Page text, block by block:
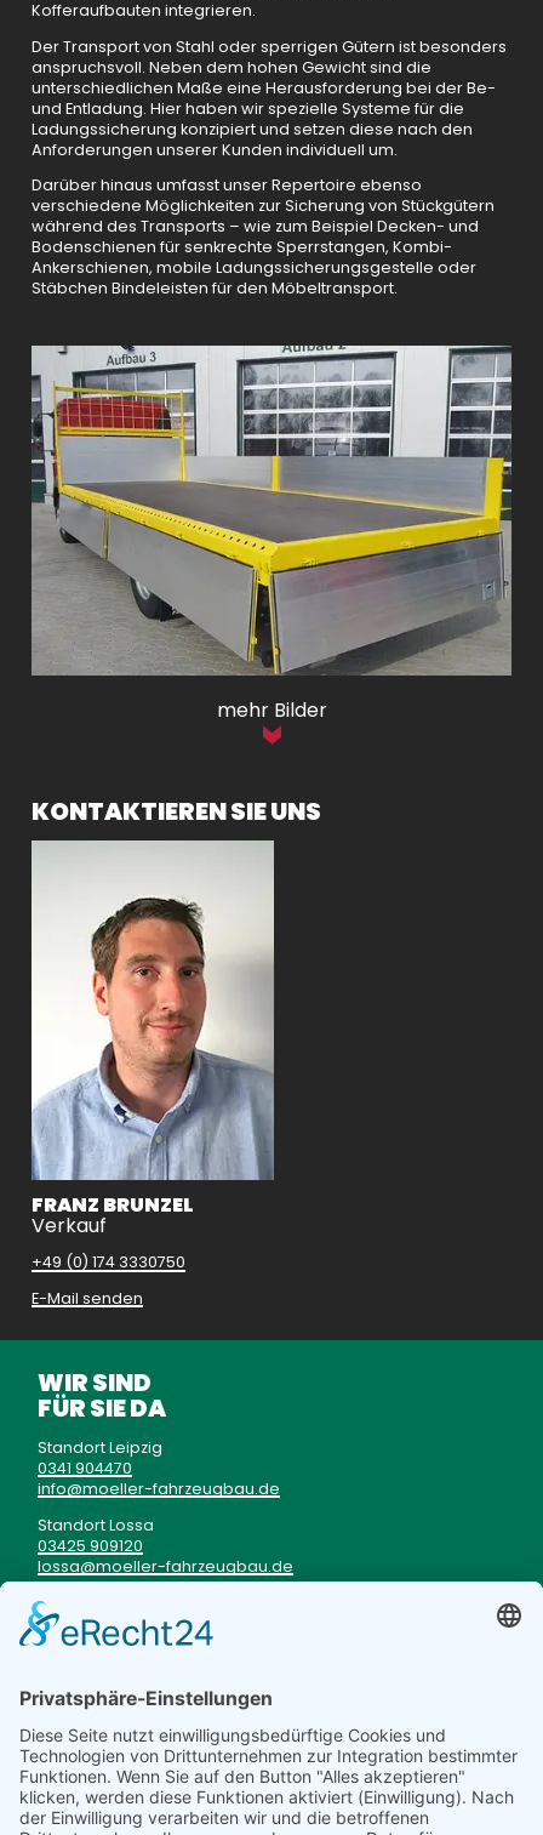
Kofferaufbauten integrieren.
Der Transport von Stahl oder sperrigen Gütern ist besonders
anspruchsvoll. Neben dem hohen Gewicht sind die
unterschiedlichen Maße eine Herausforderung bei der Be-
und Entladung. Hier haben wir spezielle Systeme für die
Ladungssicherung konzipiert und setzen diese nach den
Anforderungen unserer Kunden individuell um.
Darüber hinaus umfasst unser Repertoire ebenso
verschiedene Möglichkeiten zur Sicherung von Stückgütern
während des Transports – wie zum Beispiel Decken- und
Bodenschienen für senkrechte Sperrstangen, Kombi-
Ankerschienen, mobile Ladungssicherungsgestelle oder
Stäbchen Bindeleisten für den Möbeltransport.
KONTAKTIEREN SIE UNS
FRANZ BRUNZEL
Verkauf
+49 (0) 174 3330750
E-Mail senden
WIR SIND
FÜR SIE DA
Standort Leipzig
0341 904470
info
moeller-fahrzeugbau de
Standort Lossa
03425 909120
lossa
moeller-fahrzeugbau de
Unser Kunden-Notdienst
im Fall einer Panne
0177 3333199
TRUCKSTOP
BISTRO
Mo - Fr von 06 - 20 Uhr
Sa von 06 - 12 Uhr